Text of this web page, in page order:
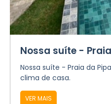
Nossa suíte -
Nossa suíte - Praia da
clima de casa.
VER MAIS